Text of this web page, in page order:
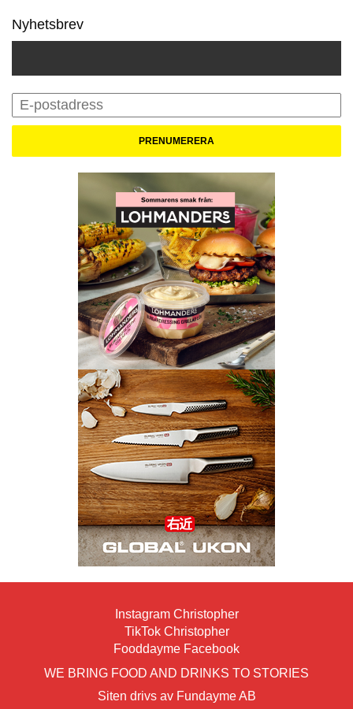
Nyhetsbrev
Instagram Christopher
TikTok Christopher
Fooddayme Facebook
WE BRING FOOD AND DRINKS TO STORIES
Siten drivs av Fundayme AB